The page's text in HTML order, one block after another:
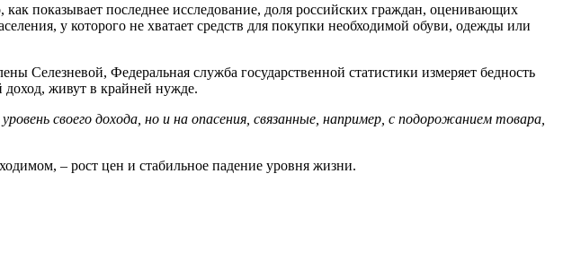
показывает последнее исследование, доля российских граждан, оценивающих
у которого не хватает средств для покупки необходимой обуви, одежды или
Федеральная служба государственной статистики измеряет бедность
живут в крайней нужде.
своего дохода, но и на опасения, связанные, например, с подорожанием товара,
– рост цен и стабильное падение уровня жизни.